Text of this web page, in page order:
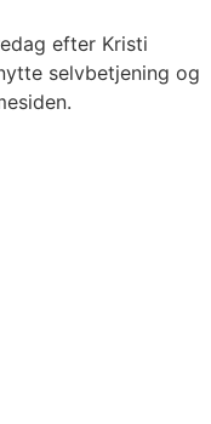
efter Kristi
selvbetjening og